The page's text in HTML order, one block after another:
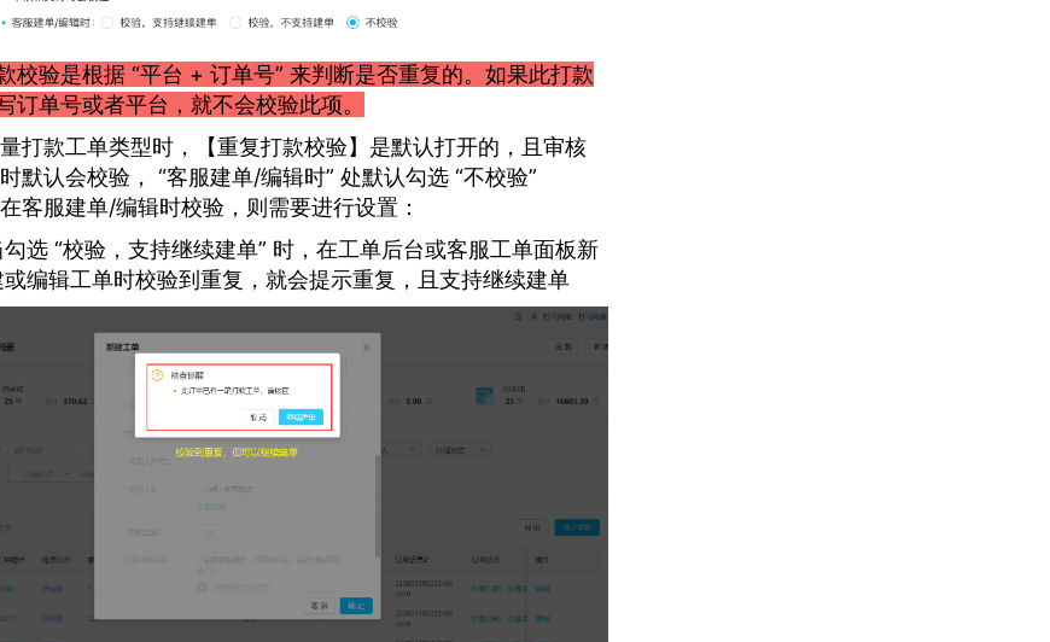
校验是根据 “平台 + 订单号” 来判断是否重复的。如果此打款
订单号或者平台，就不会校验此项。
打款工单类型时，【重复打款校验】是默认打开的，且审核
默认会校验， “客服建单/编辑时” 处默认勾选 “不校验”
客服建单/编辑时校验，则需要进行设置：
勾选 “校验，支持继续建单” 时，在工单后台或客服工单面板新
或编辑工单时校验到重复，就会提示重复，且支持继续建单